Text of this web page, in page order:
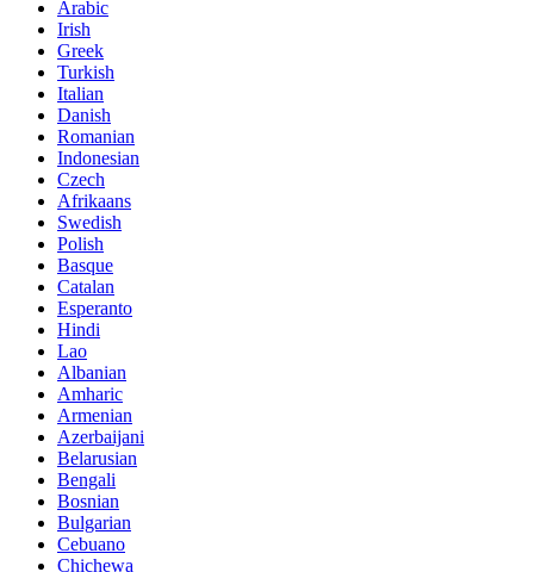
Arabic
Irish
Greek
Turkish
Italian
Danish
Romanian
Indonesian
Czech
Afrikaans
Swedish
Polish
Basque
Catalan
Esperanto
Hindi
Lao
Albanian
Amharic
Armenian
Azerbaijani
Belarusian
Bengali
Bosnian
Bulgarian
Cebuano
Chichewa